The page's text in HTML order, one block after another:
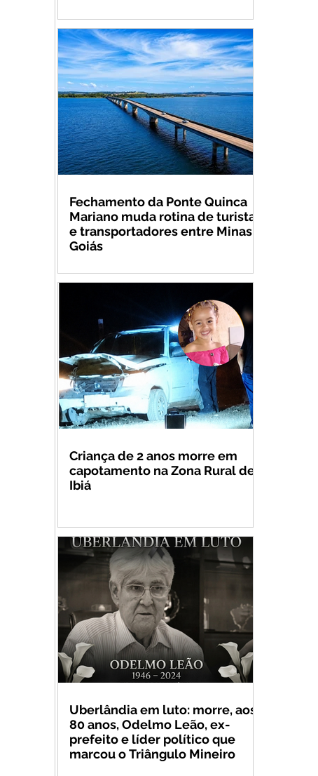
Fechamento da Ponte Quinca
Mariano muda rotina de turistas
e transportadores entre Minas e
Goiás
Criança de 2 anos morre em
capotamento na Zona Rural de
Ibiá
Uberlândia em luto: morre, aos
80 anos, Odelmo Leão, ex-
prefeito e líder político que
marcou o Triângulo Mineiro